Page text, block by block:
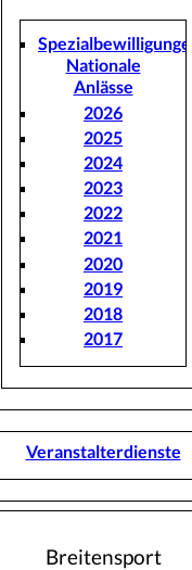
Spezialbewilligungen
Nationale
Anlässe
2026
2025
2024
2023
2022
2021
2020
2019
2018
2017
Veranstalterdienste
Breitensport